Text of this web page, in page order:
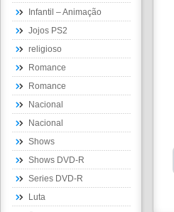
Infantil – Animação
Jojos PS2
religioso
Romance
Romance
Nacional
Nacional
Shows
Shows DVD-R
Series DVD-R
Luta